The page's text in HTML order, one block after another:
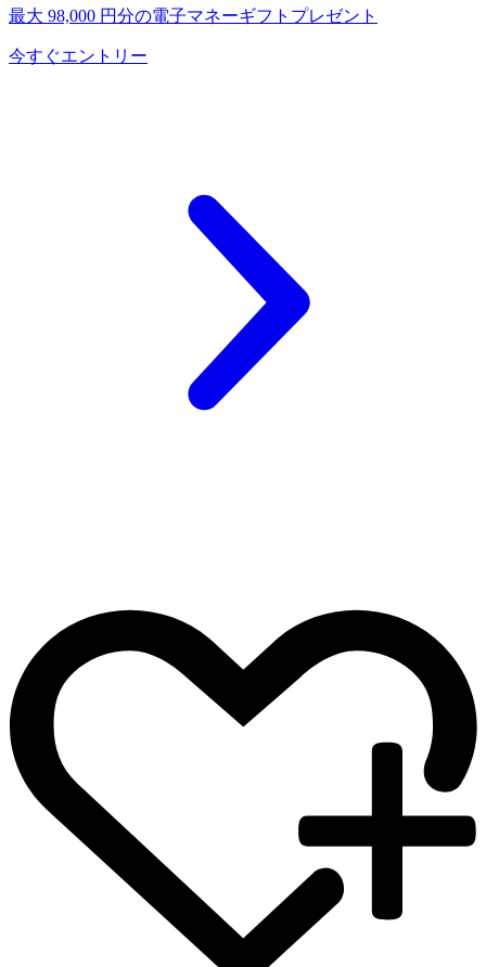
最大 98,000 円分の電子マネーギフトプレゼント
今すぐエントリー